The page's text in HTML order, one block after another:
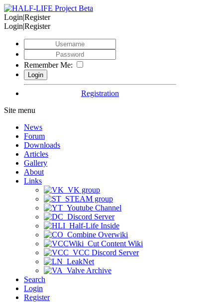
Login|Register
Login|Register
Remember Me:
Registration
Site menu
News
Forum
Downloads
Articles
Gallery
About
Links
VK group
STEAM group
Youtube Channel
Discord Server
Half-Life Inside
Combine Overwiki
Cut Content Wiki
VCC Discord Server
LeakNet
Valve Archive
Search
Login
Register